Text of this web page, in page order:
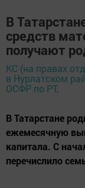
В
средств
получают
КС (на правах
в Нурлатском
ОСФР по РТ,
В Татарстане
ежемесячную
капитала. С
перечислило